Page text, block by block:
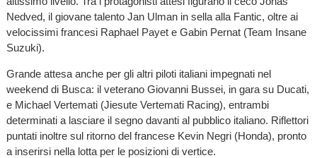
Nedved, il giovane talento Jan Ulman in sella alla Fantic, oltre ai
velocissimi francesi Raphael Payet e Gabin Pernat (Team Insane
Suzuki).
Grande attesa anche per gli altri piloti italiani impegnati nel
weekend di Busca: il veterano Giovanni Bussei, in gara su Ducati,
e Michael Vertemati (Jiesute Vertemati Racing), entrambi
determinati a lasciare il segno davanti al pubblico italiano. Riflettori
puntati inoltre sul ritorno del francese Kevin Negri (Honda), pronto
a inserirsi nella lotta per le posizioni di vertice.